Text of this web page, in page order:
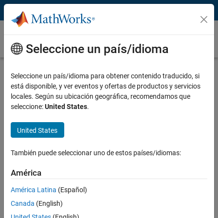
Saltar al contenido
Programación en la Raspberry Pi con
MATLAB y Simulink
Introducción a la programación en la
Raspberry Pi
La programación en la Raspberry Pi™ suele implicar el trabajo con
MATLAB ySimulink
que responda en consecuencia. Estos productos admiten dos flujos
de trabajo principales:
Leer, escribir y analizar datos procedentes de sensores y
Seleccione un país/idioma
Seleccione un país/idioma para obtener contenido traducido, si
está disponible, y ver eventos y ofertas de productos y servicios
locales. Según su ubicación geográfica, recomendamos que
seleccione:United States.
United States
También puede seleccionar uno de estos países/idiomas:
América
América Latina (Español)
Canada (English)